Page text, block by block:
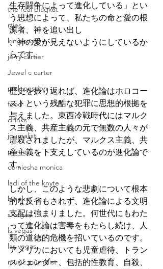
the real blaqkat
rties
king scorpio
jerry cartier
Jewel c carter
pink passion
food
drinks
journalist
parties
comiesha monica
ladi of the knyte
blaqkat
s vegas
ls vegas
las vegas
music journalist
生存闘争によって進化している」とい
う思想によって、私たちの命と愛の根
源者、神を追い出し
、神の愛が見えないようにしているか
らです。
歴史を振り返れば、進化論はホロコー
ストという残酷な犯罪に思想的根拠を
与えました。東西冷戦時代にはマルク
ス主義、共産主義の元で無数の人々が
虐殺されましたが、マルクス主義、共
産主義を下支えしているのが進化論で
す。
しかし、このような悲劇について根本
的な反省もされず、進化論による文明
支配は強まりました。何世代にもわた
って進化論は害毒をもたらし続け、人
類の道徳的危機を招いているのです。
アメリカにおいても児童虐待、トラン
スジェンダー、包括的性教育、自殺、